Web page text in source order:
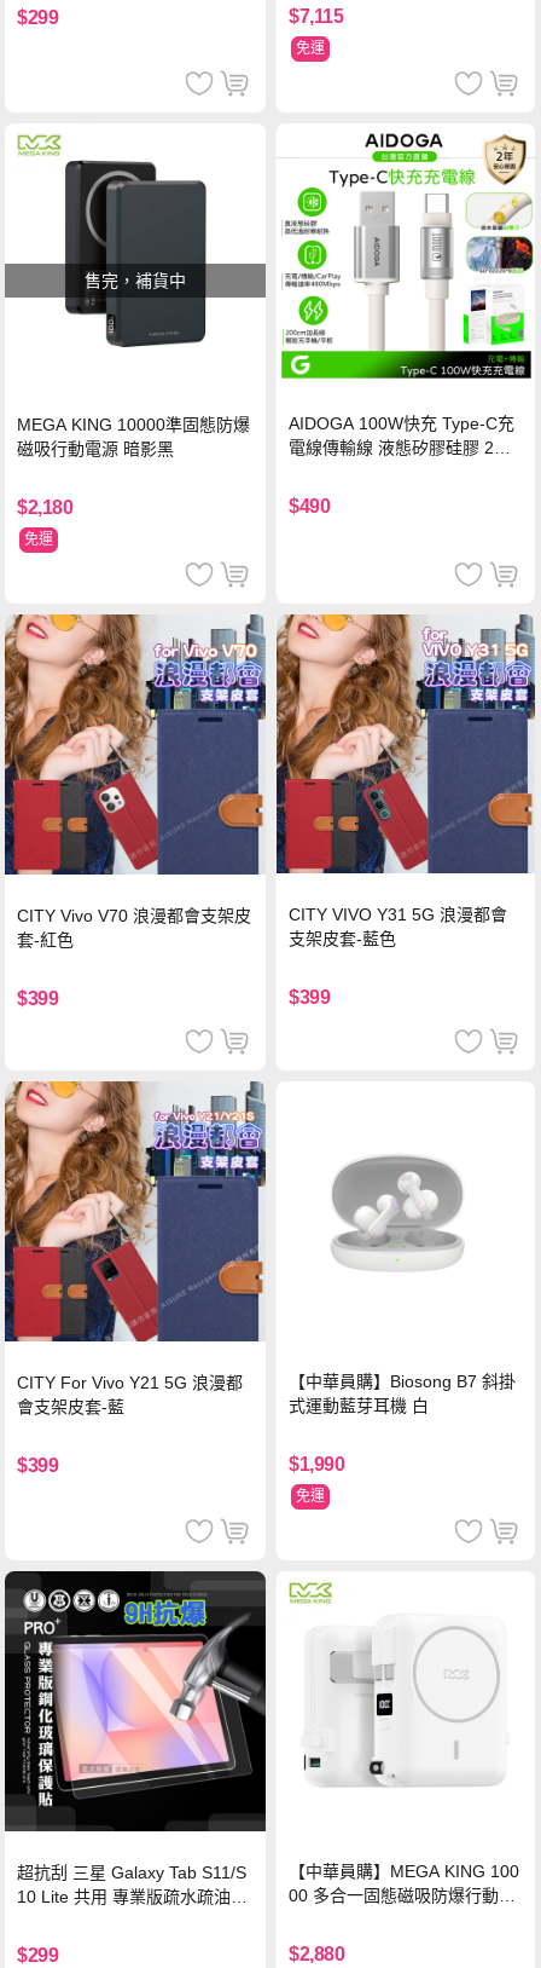
$299 $7,115
免運
售完，補貨中
MEGA KING 10000準固態防爆
磁吸行動電源 暗影黑
$2,180
免運
AIDOGA 100W快充 Type-C充
電線傳輸線 液態矽膠硅膠 2M
$490
CITY Vivo V70 浪漫都會支架皮
套-紅色
$399
CITY VIVO Y31 5G 浪漫都會
支架皮套-藍色
$399
CITY For Vivo Y21 5G 浪漫都
會支架皮套-藍
$399
【中華員購】Biosong B7 斜掛
式運動藍芽耳機 白
$1,990
免運
超抗刮 三星 Galaxy Tab S11/S
10 Lite 共用 專業版疏水疏油9H
$299
【中華員購】MEGA KING 100
00 多合一固態磁吸防爆行動電
$2,880